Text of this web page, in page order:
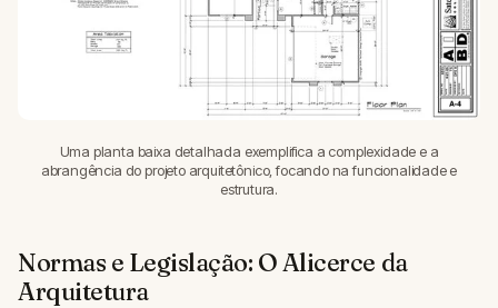
Uma planta baixa detalhada exemplifica a complexidade e a
abrangência do projeto arquitetônico, focando na funcionalidade e
estrutura.
Normas e Legislação: O Alicerce da
Arquitetura